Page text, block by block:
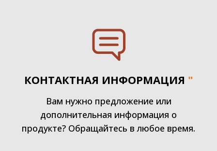
КОНТАКТНАЯ ИНФОРМАЦИЯ "
Вам нужно предложение или
дополнительная информация о
продукте? Обращайтесь в любое время.